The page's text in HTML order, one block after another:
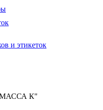
и этикеток
"МАССА К"